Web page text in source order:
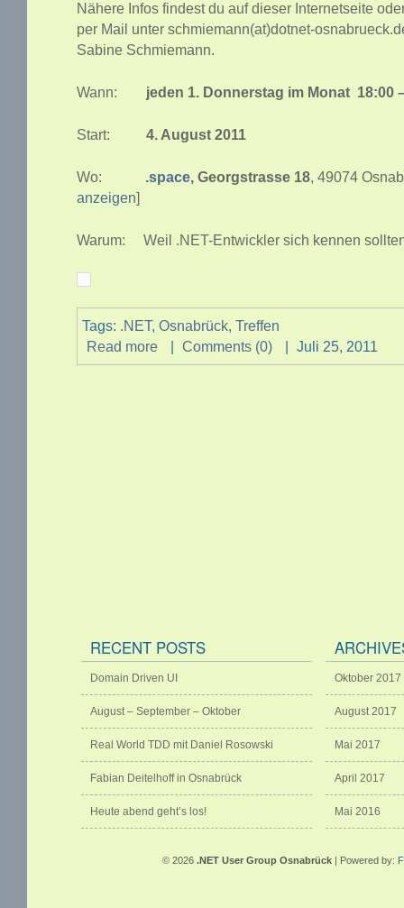
Nähere Infos findest du auf dieser Internetseite
per Mail unter schmiemann(at)dotnet-
Sabine Schmiemann.
Wann: jeden 1. Donnerstag im Monat 18:00
Start: 4. August 2011
Wo: .space, Georgstrasse 18, 49074
anzeigen]
Warum: Weil .NET-Entwickler sich kennen
Tags: .NET, Osnabrück, Treffen
Read more
Comments (0) Juli 25, 2011
RECENT POSTS
Domain Driven UI
August – September – Oktober
Real World TDD mit Daniel Rosowski
Fabian Deitelhoff in Osnabrück
Heute abend geht’s los!
Oktober 2017
August 2017
Mai 2017
April 2017
Mai 2016
© 2026 .NET User Group Osnabrück| Powered by: